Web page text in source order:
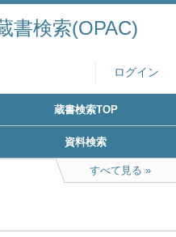
書検索(OPAC)
ログイン
蔵書検索TOP
資料検索
すべて見る